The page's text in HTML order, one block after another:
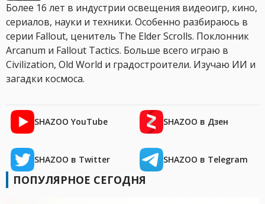
Более 16 лет в индустрии освещения видеоигр, кино,
сериалов, науки и техники. Особенно разбираюсь в
серии Fallout, ценитель The Elder Scrolls. Поклонник
Arcanum и Fallout Tactics. Больше всего играю в
Civilization, Old World и градостроители. Изучаю ИИ и
загадки космоса.
SHAZOO YouTube SHAZOO в Дзен
SHAZOO в Twitter SHAZOO в Telegram
ПОПУЛЯРНОЕ СЕГОДНЯ